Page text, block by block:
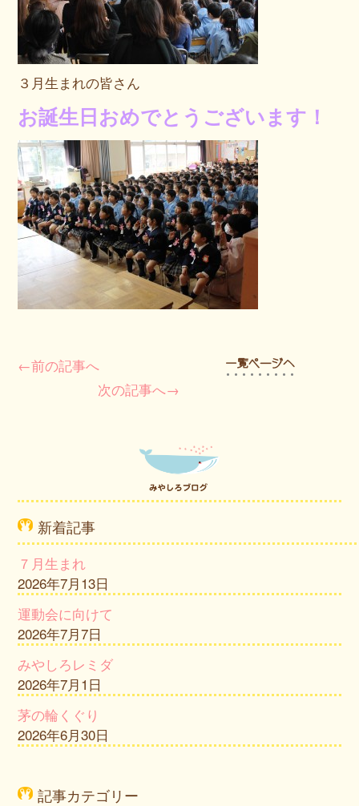
３月生まれの皆さん
お誕生日おめでとうございます！
←前の記事へ
次の記事へ→
新着記事
７月生まれ
2026年7月13日
運動会に向けて
2026年7月7日
みやしろレミダ
2026年7月1日
茅の輪くぐり
2026年6月30日
記事カテゴリー